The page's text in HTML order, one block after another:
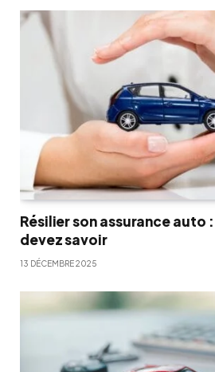
Résilier son assurance auto
devez savoir
13 DÉCEMBRE 2025